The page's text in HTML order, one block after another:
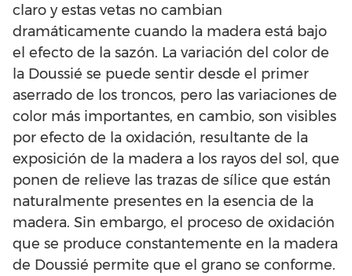
claro y estas vetas no cambian
dramáticamente cuando la madera está bajo
el efecto de la sazón. La variación del color de
la Doussié se puede sentir desde el primer
aserrado de los troncos, pero las variaciones de
color más importantes, en cambio, son visibles
por efecto de la oxidación, resultante de la
exposición de la madera a los rayos del sol, que
ponen de relieve las trazas de sílice que están
naturalmente presentes en la esencia de la
madera. Sin embargo, el proceso de oxidación
que se produce constantemente en la madera
de Doussié permite que el grano se conforme.